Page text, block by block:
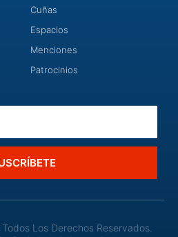
Cuñas
Espacios
Menciones
Patrocinios
Los Derechos Reservados.